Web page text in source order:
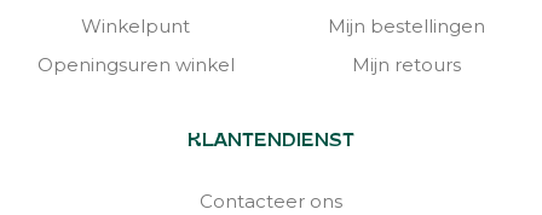
Winkelpunt
Openingsuren winkel
Mijn bestellingen
Mijn retours
KLANTENDIENST
Contacteer ons